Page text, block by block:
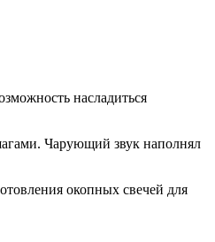
насладиться
Чарующий звук наполнял
окопных свечей для